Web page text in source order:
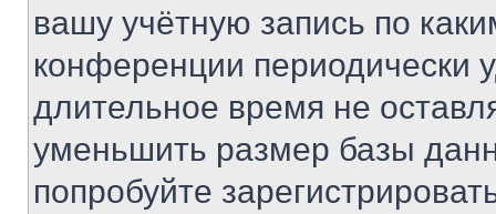
вашу учётную запись по
конференции периодически
длительное время не
уменьшить размер базы
попробуйте